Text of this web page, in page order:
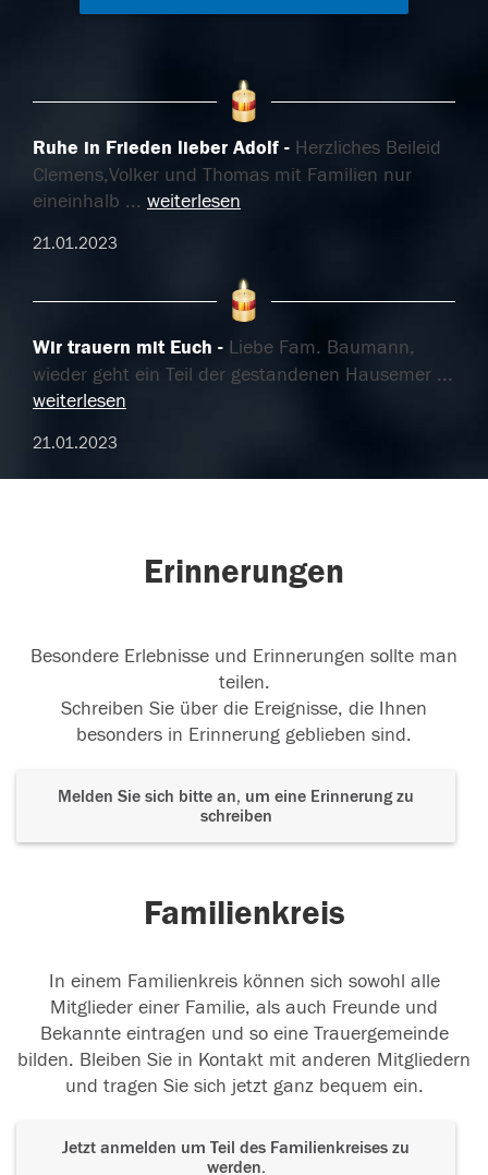
Ruhe in Frieden lieber Adolf
Herzliches Beileid
Clemens,Volker und Thomas mit Familien nur
eineinhalb ... weiterlesen
21.01.2023
Wir trauern mit Euch
Liebe Fam. Baumann,
wieder geht ein Teil der gestandenen Hausemer ...
weiterlesen
21.01.2023
Erinnerungen
Besondere Erlebnisse und Erinnerungen sollte man
teilen.
Schreiben Sie über die Ereignisse, die Ihnen
besonders in Erinnerung geblieben sind.
Melden Sie sich bitte an, um eine Erinnerung zu
schreiben
Familienkreis
In einem Familienkreis können sich sowohl alle
Mitglieder einer Familie, als auch Freunde und
Bekannte eintragen und so eine Trauergemeinde
bilden. Bleiben Sie in Kontakt mit anderen Mitgliedern
und tragen Sie sich jetzt ganz bequem ein.
Jetzt anmelden um Teil des Familienkreises zu
werden.